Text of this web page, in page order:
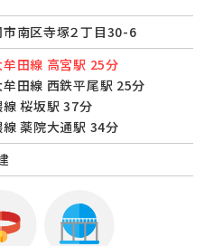
南区寺塚２丁目30-6
田線 高宮駅 25分
田線 西鉄平尾駅 25分
桜坂駅 37分
薬院大通駅 34分